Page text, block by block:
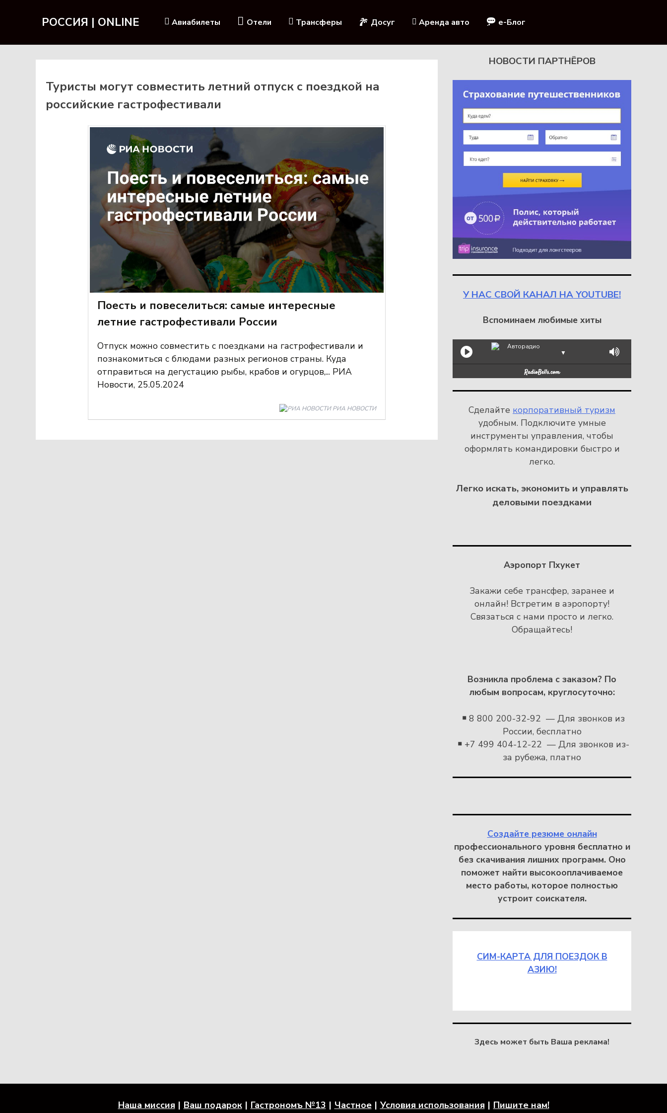
РОССИЯ | ONLINE Авиабилеты Отели Трансферы Досуг Аренда авто e-Блог
Туристы могут совместить летний отпуск с поездкой на
российские гастрофестивали
Поесть и повеселиться: самые интересные
летние гастрофестивали России
Отпуск можно совместить с поездками на гастрофестивали и
познакомиться с блюдами разных регионов страны. Куда
отправиться на дегустацию рыбы, крабов и огурцов,... РИА
Новости, 25.05.2024
РИА НОВОСТИ
НОВОСТИ ПАРТНЁРОВ
У НАС СВОЙ КАНАЛ НА YOUTUBE!
Вспоминаем любимые хиты
Авторадио
▼
Сделайте корпоративный туризм
удобным. Подключите умные
инструменты управления, чтобы
оформлять командировки быстро и
легко.
Легко искать, экономить и управлять
деловыми поездками
Аэропорт Пхукет
Закажи себе трансфер, заранее и
онлайн! Встретим в аэропорту!
Связаться с нами просто и легко.
Обращайтесь!
Возникла проблема с заказом? По
любым вопросам, круглосуточно:
￭8 800 200-32-92 — Для звонков из
России, бесплатно
￭+7 499 404-12-22 — Для звонков из-
за рубежа, платно
Создайте резюме онлайн
профессионального уровня бесплатно и
без скачивания лишних программ. Оно
поможет найти высокооплачиваемое
место работы, которое полностью
устроит соискателя.
СИМ-КАРТА ДЛЯ ПОЕЗДОК В
АЗИЮ!
Здесь может быть Ваша реклама!
Наша миссия Ваш подарок Гастрономъ №13 Частное Условия использования Пишите нам!